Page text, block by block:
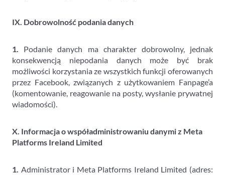
IX. Dobrowolność podania danych
1. Podanie danych ma charakter dobrowolny, jednak
konsekwencją niepodania danych może być brak
możliwości korzystania ze wszystkich funkcji oferowanych
przez Facebook, związanych z użytkowaniem Fanpage’a
(komentowanie, reagowanie na posty, wysłanie prywatnej
wiadomości).
X. Informacja o współadministrowaniu danymi z Meta
Platforms Ireland Limited
1. Administrator i Meta Platforms Ireland Limited (adres: